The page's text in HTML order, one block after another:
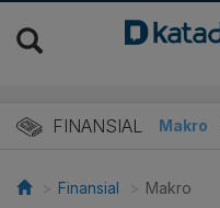
FINANSIAL Makro
Finansial Makro